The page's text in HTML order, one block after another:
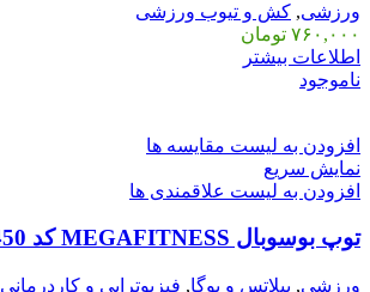
ورزشی, کش و تیوب ورزشی
۷۶۰,۰۰۰ تومان
اطلاعات بیشتر
ناموجود
افزودن به لیست مقایسه ها
نمایش سریع
افزودن به لیست علاقمندی ها
توپ بوسوبال MEGAFITNESS کد BS-450
ورزشی, پیلاتس و یوگا, فیزیوتراپی و کاردرمانی